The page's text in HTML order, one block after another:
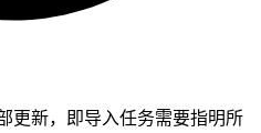
更新，即导入任务需要指明所